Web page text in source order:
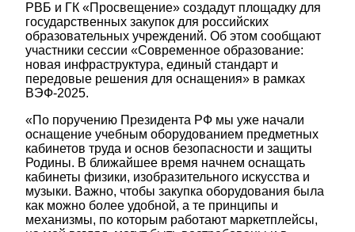
РВБ и ГК «Просвещение» создадут площадку для
государственных закупок для российских
образовательных учреждений. Об этом сообщают
участники сессии «Современное образование:
новая инфраструктура, единый стандарт и
передовые решения для оснащения» в рамках
ВЭФ-2025.
«По поручению Президента РФ мы уже начали
оснащение учебным оборудованием предметных
кабинетов труда и основ безопасности и защиты
Родины. В ближайшее время начнем оснащать
кабинеты физики, изобразительного искусства и
музыки. Важно, чтобы закупка оборудования была
как можно более удобной, а те принципы и
механизмы, по которым работают маркетплейсы,